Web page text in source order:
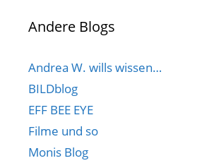
Andere Blogs
Andrea W. wills wissen…
BILDblog
EFF BEE EYE
Filme und so
Monis Blog